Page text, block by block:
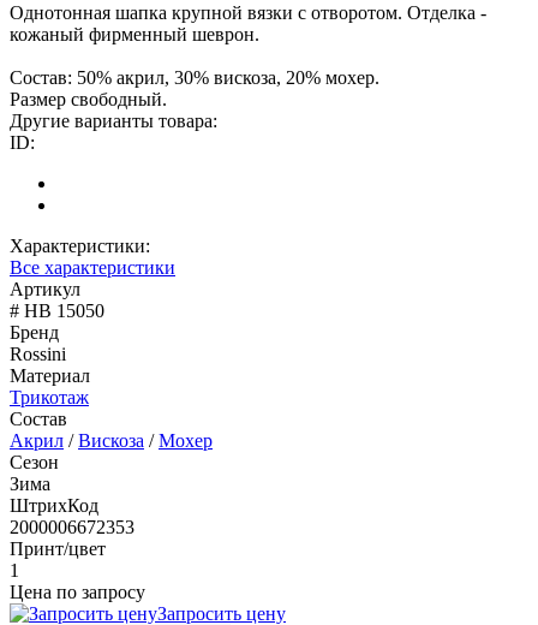
Однотонная шапка крупной вязки с отворотом. Отделка -
кожаный фирменный шеврон.
Состав: 50% акрил, 30% вискоза, 20% мохер.
Размер свободный.
Другие варианты товара:
ID:
Характеристики:
Все характеристики
Артикул
# HB 15050
Бренд
Rossini
Материал
Трикотаж
Состав
Акрил /Вискоза /Мохер
Сезон
Зима
ШтрихКод
2000006672353
Принт/цвет
1
Цена по запросу
Запросить цену